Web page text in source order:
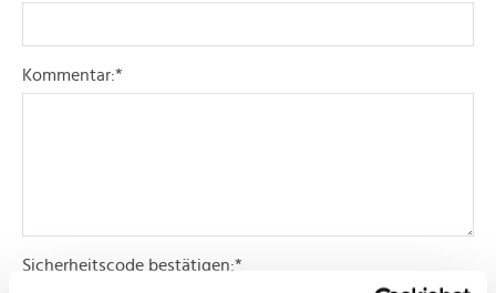
Kommentar:*
Sicherheitscode bestätigen:*